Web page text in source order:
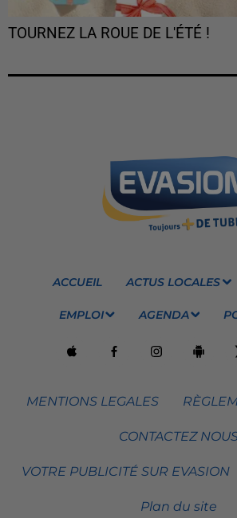
TOURNEZ LA ROUE DE L'ÉTÉ !
ACCUEIL ACTUS LOCALES
EMPLOI AGENDA
MENTIONS LEGALES
CONTACTEZ
VOTRE PUBLICITÉ SUR EVASION
Plan du site